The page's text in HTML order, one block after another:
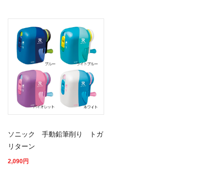
ソニック 手動鉛筆削り トガ
リターン
2,090円